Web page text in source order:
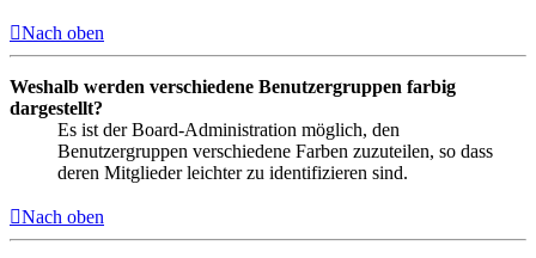
Nach oben
Weshalb werden verschiedene Benutzergruppen farbig
dargestellt?
Es ist der Board-Administration möglich, den
Benutzergruppen verschiedene Farben zuzuteilen, so dass
deren Mitglieder leichter zu identifizieren sind.
Nach oben